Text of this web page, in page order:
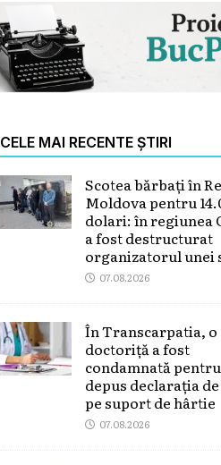
CELE MAI RECENTE ȘTIRI
Scotea bărbați în
Moldova pentru
dolari: în regiunea
a fost destructurat
organizatorul unei
07.08.2026
În Transcarpatia, o
doctoriță a fost
condamnată pentru
depus declarația
pe suport de hârtie
07.08.2026